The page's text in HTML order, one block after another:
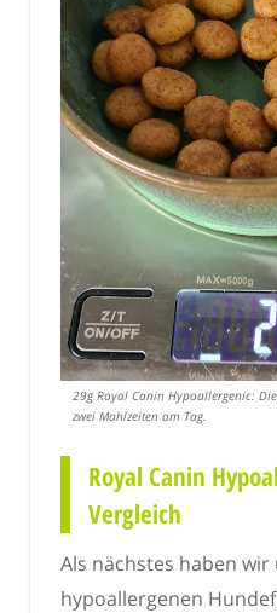
29g Royal Canin Hypoallergenic:
zwei Mahlzeiten am Tag.
Royal Canin
Vergleich
Als nächstes haben wir
hypoallergenen